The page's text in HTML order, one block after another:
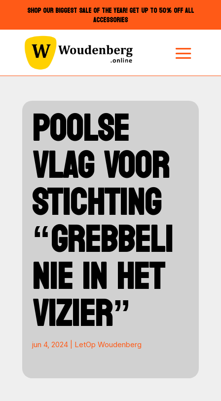
SHOP OUR BIGGEST SALE OF THE YEAR! GET UP TO 50% OFF ALL
ACCESSORIES
POOLSE
VLAG VOOR
STICHTING
“GREBBELI
NIE IN HET
VIZIER”
jun 4, 2024| LetOp Woudenberg